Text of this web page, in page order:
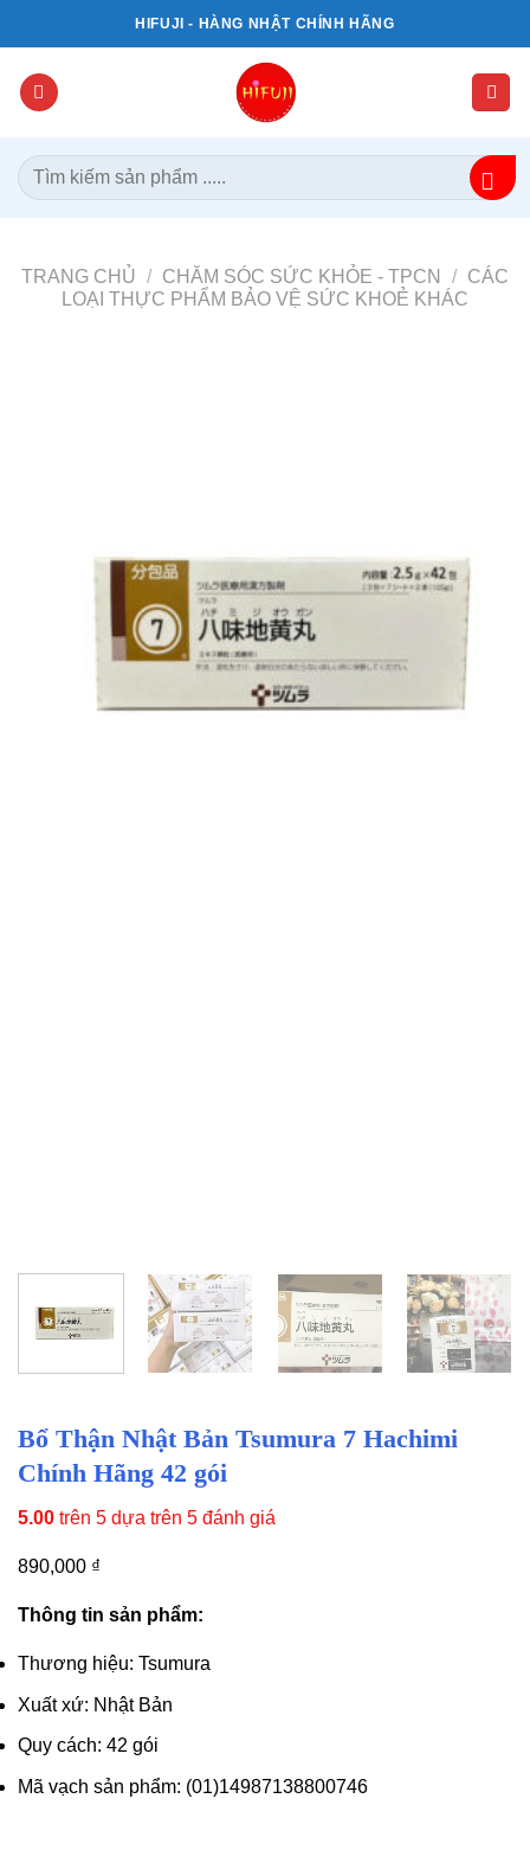
qua
dung
HIFUJI - HÀNG NHẬT CHÍNH HÃNG
Tìm
kiếm:
TRANG CHỦ / CHĂM SÓC SỨC KHỎE - TPCN /
CÁC
LOẠI THỰC PHẨM BẢO VỆ SỨC KHOẺ KHÁC
Bổ Thận Nhật Bản Tsumura 7 Hachimi
Chính Hãng 42 gói
5.00 trên 5 dựa trên 5 đánh giá
890,000 ₫
Thông tin sản phẩm:
Thương hiệu: Tsumura
Xuất xứ: Nhật Bản
Quy cách: 42 gói
Mã vạch sản phẩm: (01)14987138800746